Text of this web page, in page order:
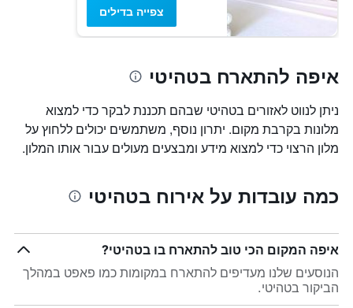
צפייה בדילים
איפה להתארח בטהיטי
ניתן לנווט לאזורים בטהיטי שבהם תכננת לבקר כדי למצוא
מלונות בקרבת מקום. יתרון נוסף, משתמשים יכולים ללחוץ על
מלון הרצוי כדי למצוא מידע ומבצעים מעולים עבור אותו המלון.
כמה עובדות על אירוח בטהיטי
איפה המקום הכי טוב להתארח בו בטהיטי?
הנוסעים שלנו מעדיפים להתארח במקומות כמו פאפט במהלך
הביקור בטהיטי.